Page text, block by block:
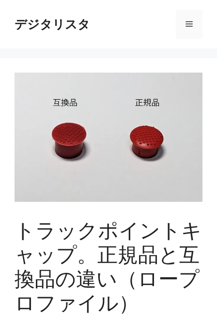
デジタリスタ メ
トラックポイントキ
ャップ。正規品と互
換品の違い（ロープ
ロファイル）